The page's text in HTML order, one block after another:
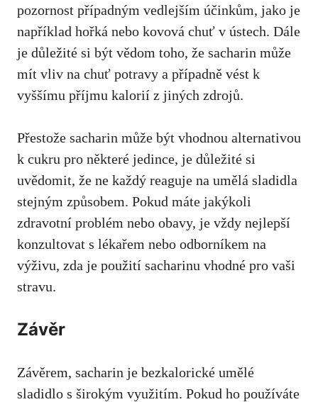
pozornost případným vedlejším ⁤účinkům,‍ jako je
například hořká nebo ⁢kovová chuť ‍v⁤ ústech. ⁢Dále⁣
je důležité si ⁤být​ vědom toho, že sacharin může
mít​ vliv na chuť potravy a případně vést k
vyššímu ‌příjmu ⁣kalorií z jiných zdrojů.
Přestože sacharin​ může být vhodnou alternativou
k​ cukru pro některé jedince, ⁣ je důležité ​si
uvědomit, že⁤ ne každý reaguje na​ umělá sladidla
⁤stejným způsobem. Pokud máte jakýkoli
zdravotní problém ‍nebo obavy, je​ vždy nejlepší
konzultovat s lékařem nebo odborníkem na
výživu, ⁤zda je​ použití sacharinu vhodné‍ pro vaši
stravu.
Závěr
Závěrem, sacharin ‌je bezkalorické umělé
sladidlo ‍s širokým ⁤využitím. ⁤Pokud ‍ho používáte⁣